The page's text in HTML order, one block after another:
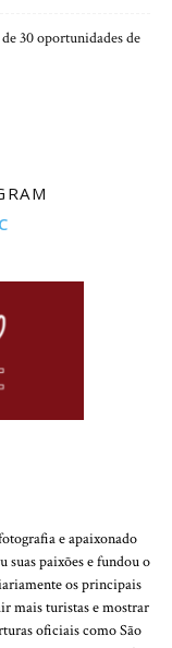
30 oportunidades de
e apaixonado
suas paixões e fundou o
os principais
mais turistas e mostrar
oficiais como São